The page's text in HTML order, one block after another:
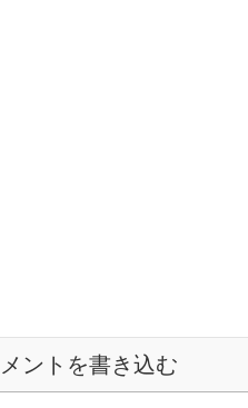
ントを書き込む